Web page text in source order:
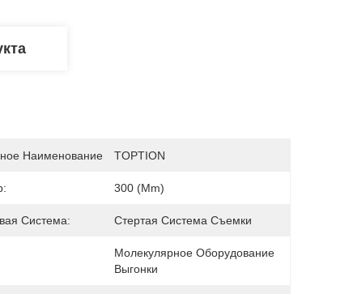
Наименование TOPTION
300 (mm)
Система: Стертая Система Съемки
Молекулярное Оборудование
Выгонки